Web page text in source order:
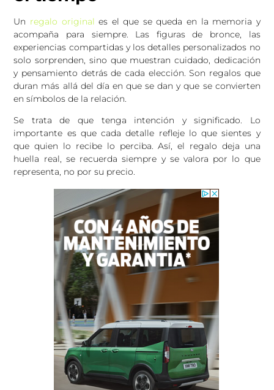
Un regalo original es el que se queda en la memoria y
acompaña para siempre. Las figuras de bronce, las
experiencias compartidas y los detalles personalizados no
solo sorprenden, sino que muestran cuidado, dedicación
y pensamiento detrás de cada elección. Son regalos que
duran más allá del día en que se dan y que se convierten
en símbolos de la relación.
Se trata de que tenga intención y significado. Lo
importante es que cada detalle refleje lo que sientes y
que quien lo recibe lo perciba. Así, el regalo deja una
huella real, se recuerda siempre y se valora por lo que
representa, no por su precio.